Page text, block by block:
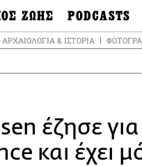
ΖΩΗΣ
Στυλ
Σώμα
PODCASTS
Σκληρές Αλήθειες
OnDemand
Ψυχή & Σώμα
Άκου την
ΑΡΧΑΙΟΛΟΓΊΑ & ΙΣΤΟΡΊΑ
έζησε για
και έχει